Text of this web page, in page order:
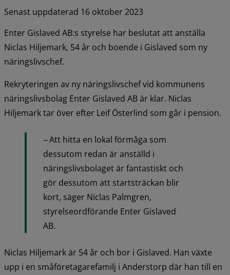
Senast uppdaterad 16 oktober 2023
Enter Gislaved AB:s styrelse har beslutat att anställa
Niclas Hiljemark, 54 år och boende i Gislaved som ny
näringslivschef.
Rekryteringen av ny näringslivschef vid kommunens
näringslivsbolag Enter Gislaved AB är klar. Niclas
Hiljemark tar över efter Leif Österlind som går i pension.
– Att hitta en lokal förmåga som
dessutom redan är anställd i
näringslivsbolaget är fantastiskt och
gör dessutom att startsträckan blir
kort, säger Niclas Palmgren,
styrelseordförande Enter Gislaved
AB.
Niclas Hiljemark är 54 år och bor i Gislaved. Han växte
upp i en småföretagarefamilj i Anderstorp där han till en